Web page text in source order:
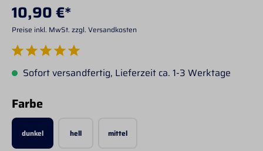
10,90 €*
Preise inkl. MwSt. zzgl. Versandkosten
Durchschnittliche Bewertung von 5 von 5 Sternen
Sofort versandfertig, Lieferzeit ca. 1-3 Werktage
Farbeauswählen
dunkel hell mittel